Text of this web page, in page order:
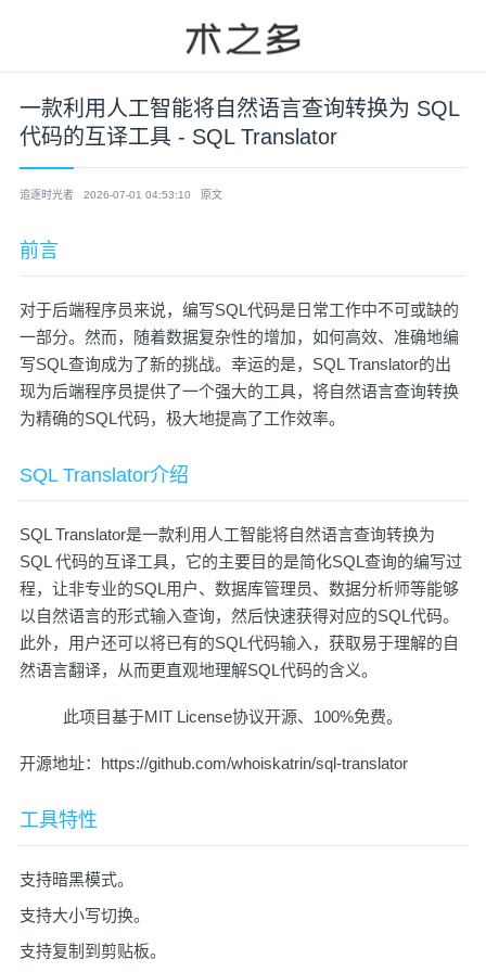
一款利用人工智能将自然语言查询转换为 SQL
代码的互译工具 - SQL Translator
追逐时光者 2026-07-01 04:53:10 原文
前言
对于后端程序员来说，编写SQL代码是日常工作中不可或缺的
一部分。然而，随着数据复杂性的增加，如何高效、准确地编
写SQL查询成为了新的挑战。幸运的是，SQL Translator的出
现为后端程序员提供了一个强大的工具，将自然语言查询转换
为精确的SQL代码，极大地提高了工作效率。
SQL Translator介绍
SQL Translator是一款利用人工智能将自然语言查询转换为
SQL 代码的互译工具，它的主要目的是简化SQL查询的编写过
程，让非专业的SQL用户、数据库管理员、数据分析师等能够
以自然语言的形式输入查询，然后快速获得对应的SQL代码。
此外，用户还可以将已有的SQL代码输入，获取易于理解的自
然语言翻译，从而更直观地理解SQL代码的含义。
此项目基于MIT License协议开源、100%免费。
开源地址： https://github.com/whoiskatrin/sql-translator
工具特性
支持暗黑模式。
支持大小写切换。
支持复制到剪贴板。